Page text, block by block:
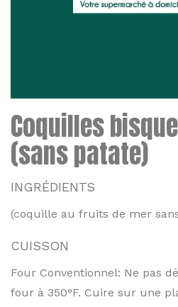
Coquilles
(sans patate)
INGRÉDIENTS
(coquille au fruits de mer
CUISSON
Four Conventionnel: Ne pas
four à 350°F. Cuire sur une